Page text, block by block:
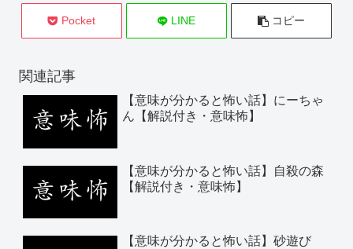
Pocket LINE コピー
関連記事
【意味が分かると怖い話】にーちゃ
ん【解説付き・意味怖】
【意味が分かると怖い話】自殺の森
【解説付き・意味怖】
【意味が分かると怖い話】砂遊び